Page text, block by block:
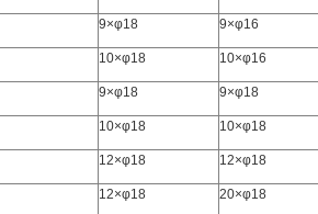
9×φ18 9×φ16
10×φ18 10×φ16
9×φ18 9×φ18
10×φ18 10×φ18
12×φ18 12×φ18
12×φ18 20×φ18